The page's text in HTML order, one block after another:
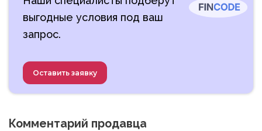
выгодные условия под ваш
запрос.
Оставить заявку
Комментарий продавца